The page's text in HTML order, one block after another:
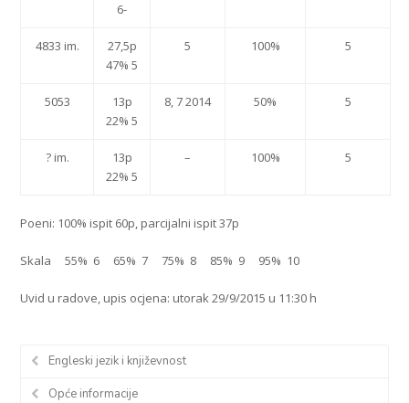
6-
4833 im.
27,5p
47% 5
5 100% 5
5053
13p
22% 5
8, 7 2014 50% 5
? im.
13p
22% 5
– 100% 5
Poeni: 100% ispit 60p, parcijalni ispit 37p
Skala 55% 6 65% 7 75% 8 85% 9 95% 10
Uvid u radove, upis ocjena: utorak 29/9/2015 u 11:30 h
Engleski jezik i književnost
Opće informacije